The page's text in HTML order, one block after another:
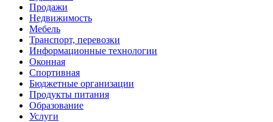
Продажи
Недвижимость
Мебель
Транспорт, перевозки
Информационные технологии
Оконная
Спортивная
Бюджетные организации
Продукты питания
Образование
Услуги